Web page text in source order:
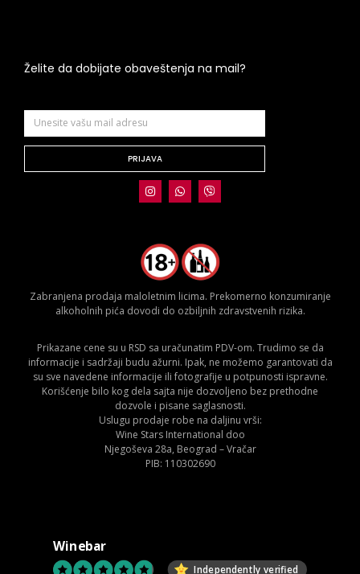
Želite da dobijate obaveštenja na mail?
PRIJAVA
Zabranjena prodaja maloletnim licima. Prekomerno konzumiranje
alkoholnih pića dovodi do ozbiljnih zdravstvenih rizika.
Prikazane cene su u RSD sa uračunatim PDV-om. Trudimo se da
informacije i sadržaji budu ažurni. Ipak, ne možemo garantovati da
su sve navedene informacije ili fotografije u potpunosti ispravne.
Korišćenje bilo kog dela sajta nije dozvoljeno bez prethodne
dozvole i pisane saglasnosti.
Uslugu prodaje robe na daljinu vrši:
Wine Stars International doo
Njegoševa 28a, Beograd – Vračar
PIB: 110302690
Winebar
Independently verified